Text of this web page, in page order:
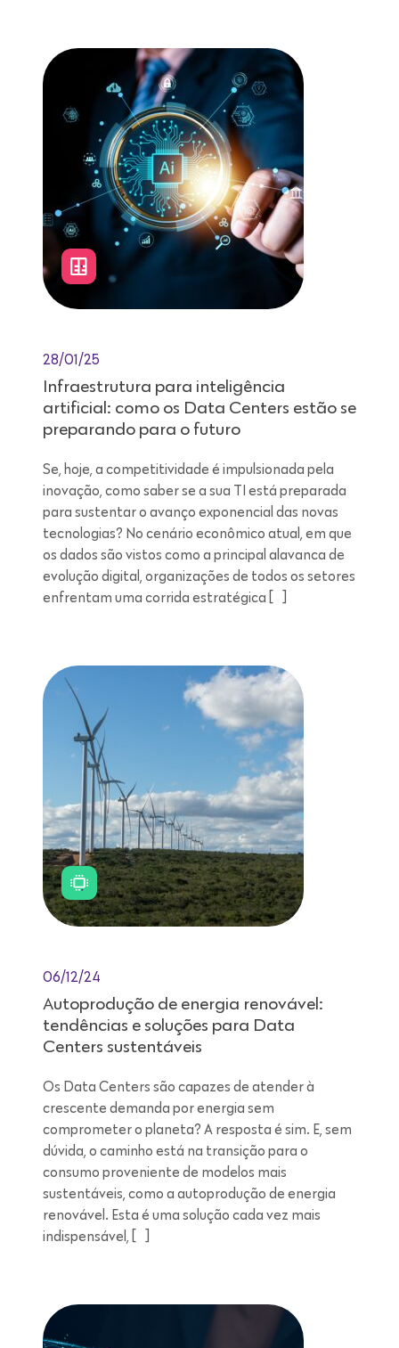
28/01/25
Infraestrutura para inteligência
artificial: como os Data Centers estão se
preparando para o futuro
Se, hoje, a competitividade é impulsionada pela
inovação, como saber se a sua TI está preparada
para sustentar o avanço exponencial das novas
tecnologias? No cenário econômico atual, em que
os dados são vistos como a principal alavanca de
evolução digital, organizações de todos os setores
enfrentam uma corrida estratégica […]
06/12/24
Autoprodução de energia renovável:
tendências e soluções para Data
Centers sustentáveis
Os Data Centers são capazes de atender à
crescente demanda por energia sem
comprometer o planeta? A resposta é sim. E, sem
dúvida, o caminho está na transição para o
consumo proveniente de modelos mais
sustentáveis, como a autoprodução de energia
renovável. Esta é uma solução cada vez mais
indispensável, […]